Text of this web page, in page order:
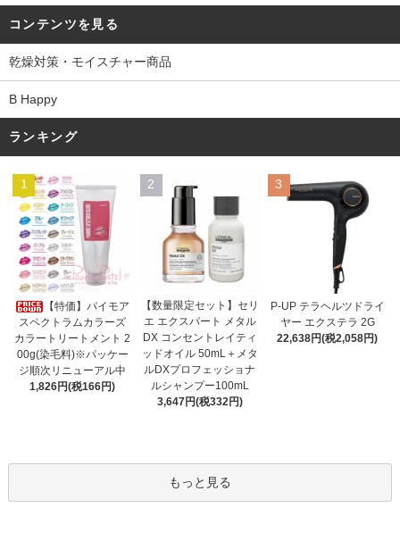
コンテンツを見る
乾燥対策・モイスチャー商品
B Happy
ランキング
1
【特価】パイモア
スペクトラムカラーズ
カラートリートメント 2
00g(染毛料)※パッケー
ジ順次リニューアル中
1,826円(税166円)
2
【数量限定セット】セリ
エ エクスパート メタル
DX コンセントレイティ
ッドオイル 50mL＋メタ
ルDXプロフェッショナ
ルシャンプー100mL
3,647円(税332円)
3
P-UP テラヘルツドライ
ヤー エクステラ 2G
22,638円(税2,058円)
もっと見る